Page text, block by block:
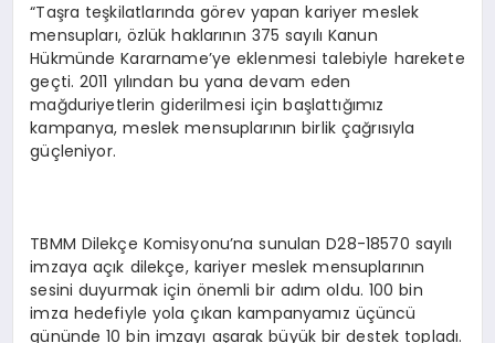
“Taşra teşkilatlarında görev yapan kariyer meslek
mensupları, özlük haklarının 375 sayılı Kanun
Hükmünde Kararname’ye eklenmesi talebiyle harekete
geçti. 2011 yılından bu yana devam eden
mağduriyetlerin giderilmesi için başlattığımız
kampanya, meslek mensuplarının birlik çağrısıyla
güçleniyor.
TBMM Dilekçe Komisyonu’na sunulan D28-18570 sayılı
imzaya açık dilekçe, kariyer meslek mensuplarının
sesini duyurmak için önemli bir adım oldu. 100 bin
imza hedefiyle yola çıkan kampanyamız üçüncü
gününde 10 bin imzayı aşarak büyük bir destek topladı.